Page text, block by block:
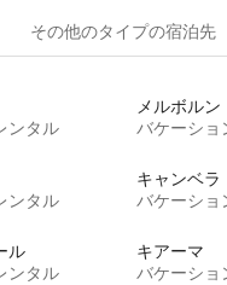
その他のタ⁠イ⁠プ⁠の宿⁠泊⁠先
ンタル
メルボルン
バケーショ
ンタル
キャンベラ
バケーショ
ル
ンタル
キアーマ
バケーショ